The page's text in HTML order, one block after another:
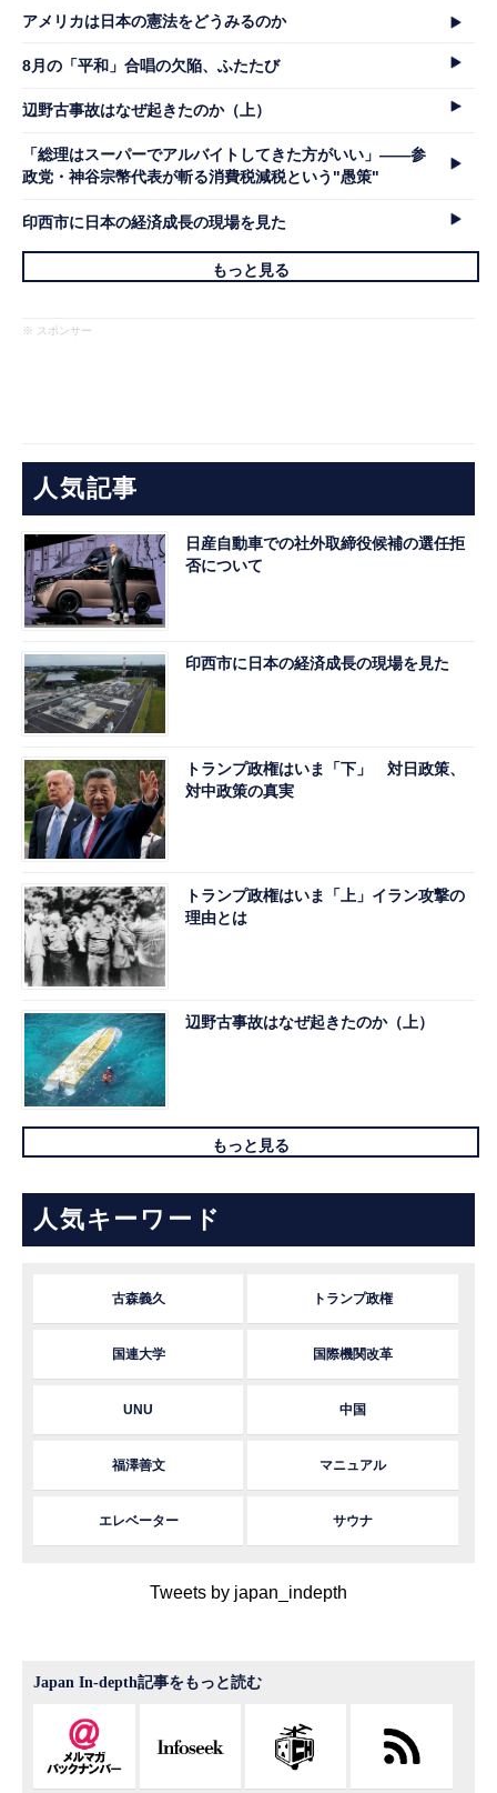
アメリカは日本の憲法をどうみるのか
8月の「平和」合唱の欠陥、ふたたび
辺野古事故はなぜ起きたのか（上）
「総理はスーパーでアルバイトしてきた方がいい」――参
政党・神谷宗幣代表が斬る消費税減税という"愚策"
印西市に日本の経済成長の現場を見た
もっと見る
※ スポンサー
人気記事
日産自動車での社外取締役候補の選任拒
否について
印西市に日本の経済成長の現場を見た
トランプ政権はいま「下」 対日政策、
対中政策の真実
トランプ政権はいま「上」イラン攻撃の
理由とは
辺野古事故はなぜ起きたのか（上）
もっと見る
人気キーワード
古森義久 トランプ政権
国連大学 国際機関改革
UNU 中国
福澤善文 マニュアル
エレベーター サウナ
Tweets by japan_indepth
Japan In-depth記事をもっと読む